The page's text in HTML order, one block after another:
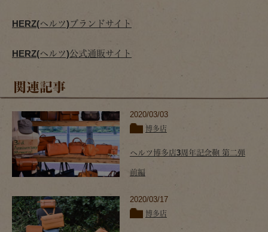
HERZ(ヘルツ)ブランドサイト
HERZ(ヘルツ)公式通販サイト
関連記事
2020/03/03
博多店
ヘルツ博多店3周年記念鞄 第二弾
前編
2020/03/17
博多店